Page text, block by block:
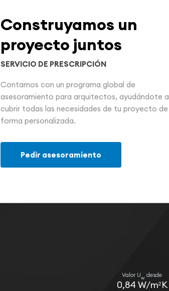
Construyamos un
proyecto juntos
SERVICIO DE PRESCRIPCIÓN
Contamos con un programa global de
asesoramiento para arquitectos, ayudándote a
cubrir todas las necesidades de tu proyecto de
forma personalizada.
Pedir asesoramiento
Valor Uw desde
0,84 W/m2 K